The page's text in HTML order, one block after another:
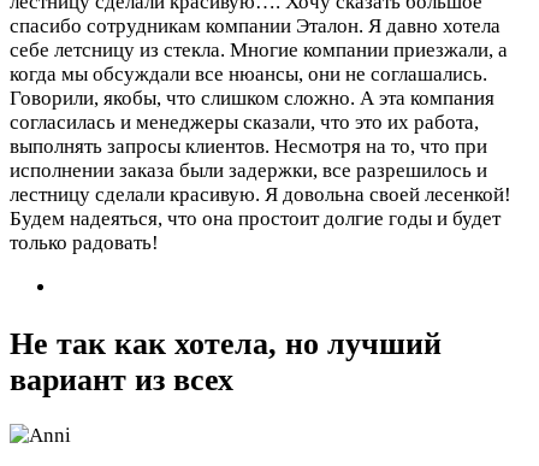
спасибо сотрудникам компании Эталон. Я давно хотела
себе летсницу из стекла. Многие компании приезжали, а
когда мы обсуждали все нюансы, они не соглашались.
Говорили, якобы, что слишком сложно. А эта компания
согласилась и менеджеры сказали, что это их работа,
выполнять запросы клиентов. Несмотря на то, что при
исполнении заказа были задержки, все разрешилось и
лестницу сделали красивую. Я довольна своей лесенкой!
Будем надеяться, что она простоит долгие годы и будет
только радовать!
Не так как хотела, но лучший
вариант из всех